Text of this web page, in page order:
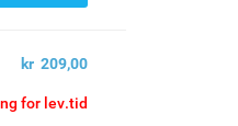
kr 209,00
for lev.tid